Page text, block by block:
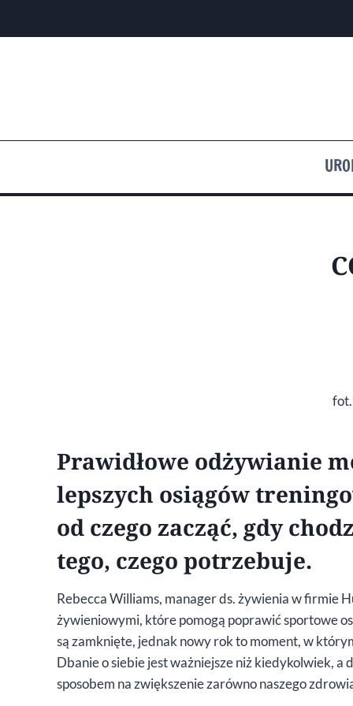
Prawidłowe odżywianie
lepszych osiągów
od czego zacząć, gdy
tego, czego potrzebuje.
Rebecca Williams, manager ds. żywienia w firmie
żywieniowymi, które pomogą poprawić sportowe
są zamknięte, jednak nowy rok to moment, w
Dbanie o siebie jest ważniejsze niż kiedykolwiek, a
sposobem na zwiększenie zarówno naszego